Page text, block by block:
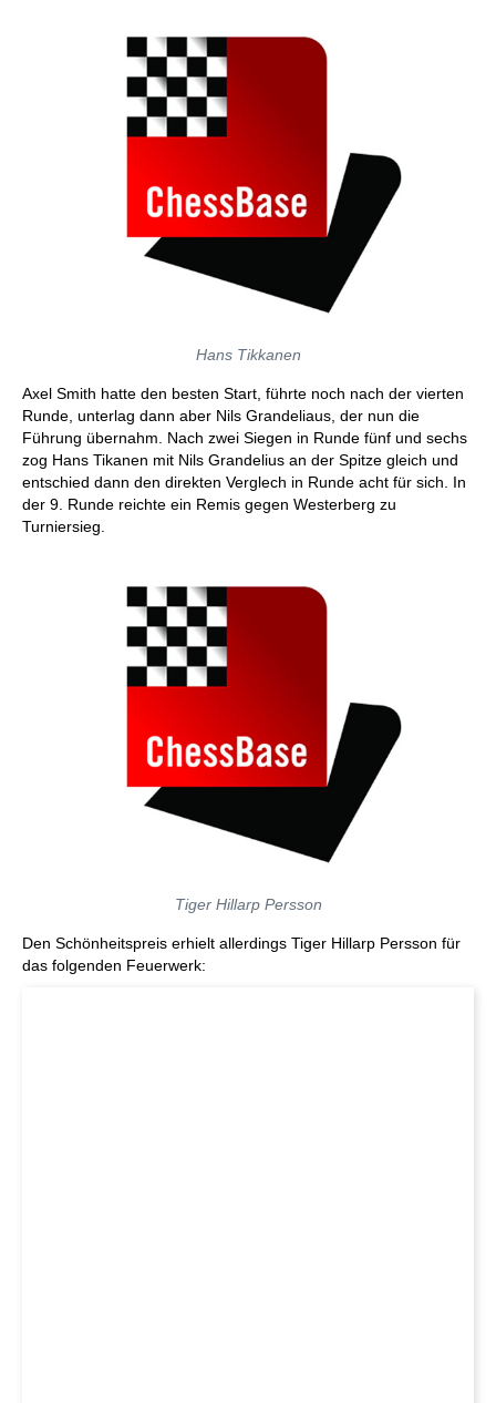
Hans Tikkanen
Axel Smith hatte den besten Start, führte noch nach der vierten
Runde, unterlag dann aber Nils Grandeliaus, der nun die
Führung übernahm. Nach zwei Siegen in Runde fünf und sechs
zog Hans Tikanen mit Nils Grandelius an der Spitze gleich und
entschied dann den direkten Verglech in Runde acht für sich. In
der 9. Runde reichte ein Remis gegen Westerberg zu
Turniersieg.
Tiger Hillarp Persson
Den Schönheitspreis erhielt allerdings Tiger Hillarp Persson für
das folgenden Feuerwerk: